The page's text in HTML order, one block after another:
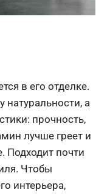
в его отделке.
натуральности, а
прочность,
лучше греет и
Подходит почти
Чтобы
интерьера,